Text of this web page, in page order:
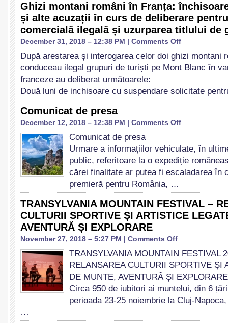
Ghizi montani români în Franța:
și alte acuzații în curs de deliberare
comercială ilegală și uzurparea titlului de
December 31, 2018 – 12:38 PM | Comments Offon
montani
români
închisoare
și
în
curs
de
comercială
ilegală
de
montan
După arestarea și interogarea celor doi ghizi montani
conduceau ilegal grupuri de turiști pe Mont Blanc în
franceze au deliberat următoarele:
Două luni de inchisoare cu suspendare solicitate
Comunicat de presa
December 12, 2018 – 12:38 PM | Comments Offon
presa
Comunicat de presa
Urmare a informațiilor vehiculate, în
public, referitoare la o expediție
cărei finalitate ar putea fi escaladarea în
premieră pentru România, …
TRANSYLVANIA MOUNTAIN FESTIVAL –
CULTURII SPORTIVE ȘI ARTISTICE
AVENTURĂ ȘI EXPLORARE
November 27, 2018 – 5:27 PM | Comments Offon
MOUNTAIN
FESTIVAL
–
CULTURII
SPORTIVE
ARTISTICE
TRANSYLVANIA MOUNTAIN FESTIVAL
RELANSAREA CULTURII SPORTIVE ȘI
DE MUNTE, AVENTURĂ ȘI
Circa 950 de iubitori ai muntelui, din 6
perioada 23-25 noiembrie la Cluj-
…